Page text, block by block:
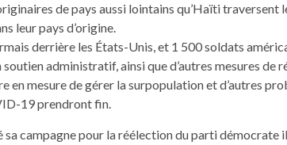
de pays aussi lointains qu’Haïti traversent
leur pays d’origine.
derrière les États-Unis, et 1 500 soldats
administratif, ainsi que d’autres mesures de
en mesure de gérer la surpopulation et d’autres
19 prendront fin.
sa campagne pour la réélection du parti démocrate